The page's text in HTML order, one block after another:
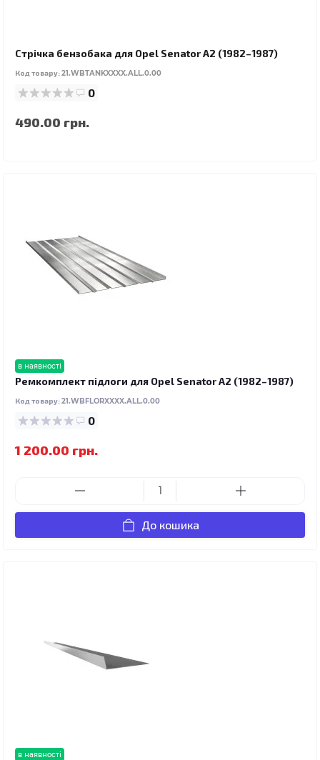
Стрічка бензобака для Opel Senator A2 (1982–1987)
Код товару:21.WBTANKXXXX.ALL.0.00
0
490.00 грн.
в наявності
Ремкомплект підлоги для Opel Senator A2 (1982–1987)
Код товару:21.WBFLORXXXX.ALL.0.00
0
1 200.00 грн.
До кошика
в наявності